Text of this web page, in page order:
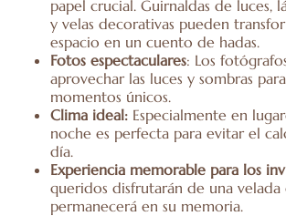
papel crucial. Guirnaldas de luces,
y velas decorativas pueden
espacio en un cuento de hadas.
Fotos espectaculares: Los
aprovechar las luces y sombras
momentos únicos.
Clima ideal: Especialmente en
noche es perfecta para evitar el
día.
Experiencia memorable para los
queridos disfrutarán de una velada
permanecerá en su memoria.